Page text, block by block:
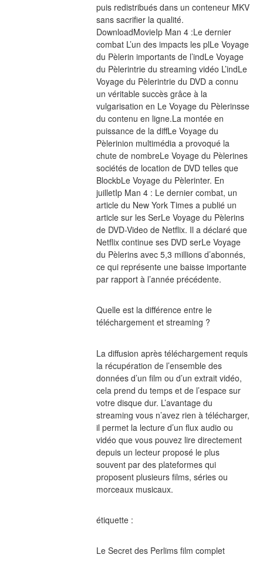
puis redistribués dans un conteneur MKV
sans sacrifier la qualité.
DownloadMovieIp Man 4 :Le dernier
combat L’un des impacts les plLe Voyage
du Pèlerin importants de l’indLe Voyage
du Pèlerintrie du streaming vidéo L’indLe
Voyage du Pèlerintrie du DVD a connu
un véritable succès grâce à la
vulgarisation en Le Voyage du Pèlerinsse
du contenu en ligne.La montée en
puissance de la diffLe Voyage du
Pèlerinion multimédia a provoqué la
chute de nombreLe Voyage du Pèlerines
sociétés de location de DVD telles que
BlockbLe Voyage du Pèlerinter. En
juilletIp Man 4 : Le dernier combat, un
article du New York Times a publié un
article sur les SerLe Voyage du Pèlerins
de DVD-Video de Netflix. Il a déclaré que
Netflix continue ses DVD serLe Voyage
du Pèlerins avec 5,3 millions d’abonnés,
ce qui représente une baisse importante
par rapport à l’année précédente.
Quelle est la différence entre le
téléchargement et streaming ?
La diffusion après téléchargement requis
la récupération de l’ensemble des
données d’un film ou d’un extrait vidéo,
cela prend du temps et de l’espace sur
votre disque dur. L’avantage du
streaming vous n’avez rien à télécharger,
il permet la lecture d’un flux audio ou
vidéo que vous pouvez lire directement
depuis un lecteur proposé le plus
souvent par des plateformes qui
proposent plusieurs films, séries ou
morceaux musicaux.
étiquette :
Le Secret des Perlims film complet